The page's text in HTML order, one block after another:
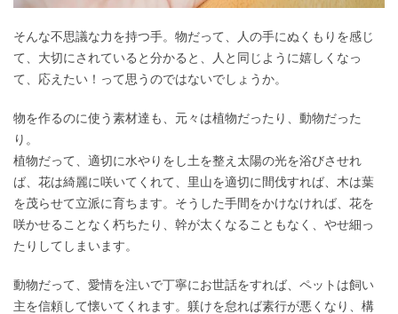
そんな不思議な力を持つ手。物だって、人の手にぬくもりを感じ
て、大切にされていると分かると、人と同じように嬉しくなっ
て、応えたい！って思うのではないでしょうか。
物を作るのに使う素材達も、元々は植物だったり、動物だった
り。
植物だって、適切に水やりをし土を整え太陽の光を浴びさせれ
ば、花は綺麗に咲いてくれて、里山を適切に間伐すれば、木は葉
を茂らせて立派に育ちます。そうした手間をかけなければ、花を
咲かせることなく朽ちたり、幹が太くなることもなく、やせ細っ
たりしてしまいます。
動物だって、愛情を注いで丁寧にお世話をすれば、ペットは飼い
主を信頼して懐いてくれます。躾けを怠れば素行が悪くなり、構